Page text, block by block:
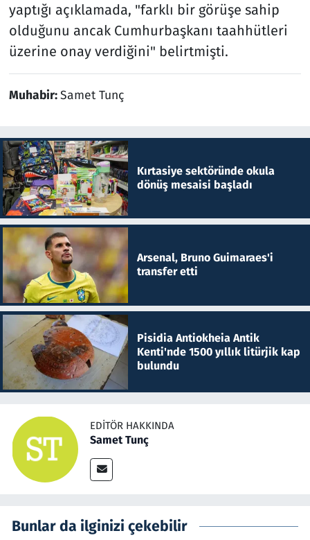
yaptığı açıklamada, "farklı bir görüşe sahip
olduğunu ancak Cumhurbaşkanı taahhütleri
üzerine onay verdiğini" belirtmişti.
Muhabir:Samet Tunç
Kırtasiye sektöründe okula
dönüş mesaisi başladı
Arsenal, Bruno Guimaraes'i
transfer etti
Pisidia Antiokheia Antik
Kenti'nde 1500 yıllık litürjik kap
bulundu
EDITÖR HAKKINDA
Samet Tunç
Bunlar da ilginizi çekebilir